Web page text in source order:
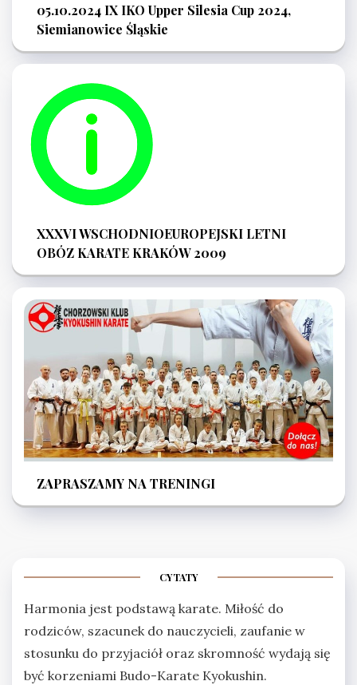
05.10.2024 IX IKO Upper Silesia Cup 2024,
Siemianowice Śląskie
XXXVI WSCHODNIOEUROPEJSKI LETNI
OBÓZ KARATE KRAKÓW 2009
ZAPRASZAMY NA TRENINGI
CYTATY
Harmonia jest podstawą karate. Miłość do
rodziców, szacunek do nauczycieli, zaufanie w
stosunku do przyjaciół oraz skromność wydają się
być korzeniami Budo-Karate Kyokushin.